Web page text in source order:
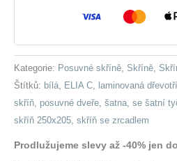
ELIA
C
250
bílá
množství
Kategorie: Posuvné skříně, Skříně,
Štítků: bílá, ELIA C, laminovaná
skříň, posuvné dveře, šatna, se šatní
skříň 250x205, skříň se zrcadlem
Prodlužujeme slevy až -40% jen